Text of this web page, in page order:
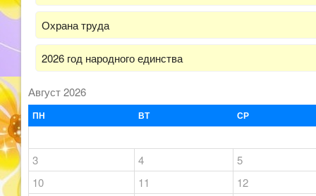
Охрана труда
2026 год народного единства
Август 2026
ПН ВТ СР
3 4
5
10
11
12